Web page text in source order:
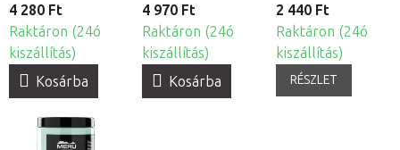
4 280 Ft
Raktáron (24ó
kiszállítás)
Kosárba
4 970 Ft
Raktáron (24ó
kiszállítás)
Kosárba
2 440 Ft
Raktáron (24ó
kiszállítás)
RÉSZLET